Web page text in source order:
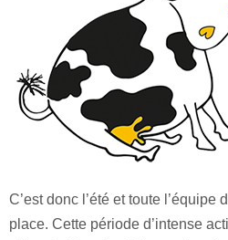
C’est donc l’été et toute l’équipe
place. Cette période d’intense